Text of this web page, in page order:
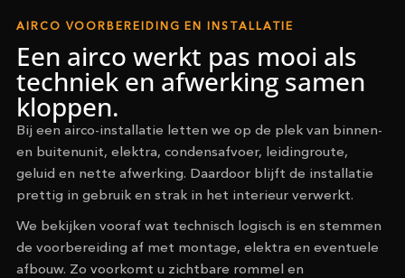
AIRCO VOORBEREIDING EN INSTALLATIE
Een airco werkt pas mooi als
techniek en afwerking samen
kloppen.
Bij een airco-installatie letten we op de plek van binnen-
en buitenunit, elektra, condensafvoer, leidingroute,
geluid en nette afwerking. Daardoor blijft de installatie
prettig in gebruik en strak in het interieur verwerkt.
We bekijken vooraf wat technisch logisch is en stemmen
de voorbereiding af met montage, elektra en eventuele
afbouw. Zo voorkomt u zichtbare rommel en